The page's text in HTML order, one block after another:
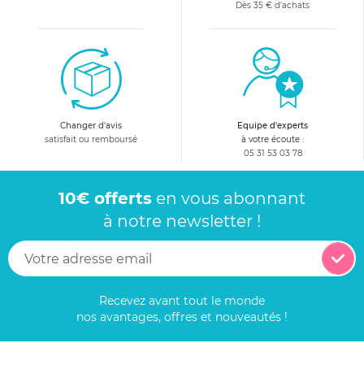
Dès 35 € d'achats
Changer d'avis
satisfait ou remboursé
Equipe d'experts
à votre écoute :
05 31 53 03 78
10€ offerts en vous abonnant
à notre newsletter !
Recevez avant tout le monde
nos avantages, offres et nouveautés !